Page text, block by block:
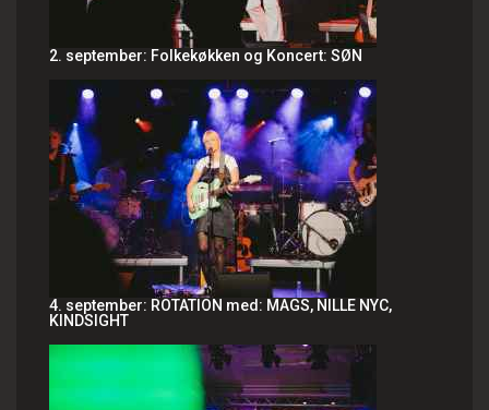
2. september: Folkekøkken og Koncert: SØN
4. september: ROTATION med: MAGS, NILLE NYC,
KINDSIGHT